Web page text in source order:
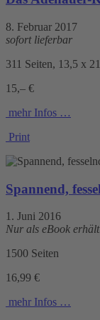
8. Februar 2017
sofort lieferbar
311 Seiten, 13,5 x
15,– €
mehr Infos …
Print
Spannend,
1. Juni 2016
Nur als eBook
1500 Seiten
16,99 €
mehr Infos …